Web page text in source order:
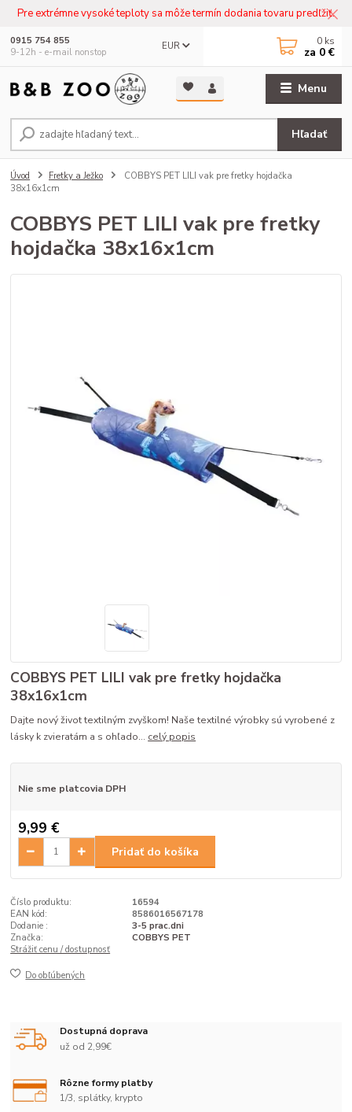
Pre extrémne vysoké teploty sa môže termín dodania tovaru predľžiť.
Menu
EUR
Hľadať
0915 754 855
9-12h - e-mail nonstop
0 ks
za 0 €
Úvod Fretky a Ježko
COBBYS PET LILI vak pre fretky hojdačka
38x16x1cm
COBBYS PET LILI vak pre fretky
hojdačka 38x16x1cm
COBBYS PET LILI vak pre fretky hojdačka
38x16x1cm
Dajte nový život textilným zvyškom! Naše textilné výrobky sú vyrobené z
lásky k zvieratám a s ohľado... celý popis
Nie sme platcovia DPH
9,99 €
Pridať do košíka
Číslo produktu:
16594
EAN kód:
8586016567178
Dodanie :
3-5 prac.dni
Značka:
COBBYS PET
Strážiť cenu / dostupnosť
Do obľúbených
Dostupná doprava
už od 2,99€
Rôzne formy platby
1/3, splátky, krypto